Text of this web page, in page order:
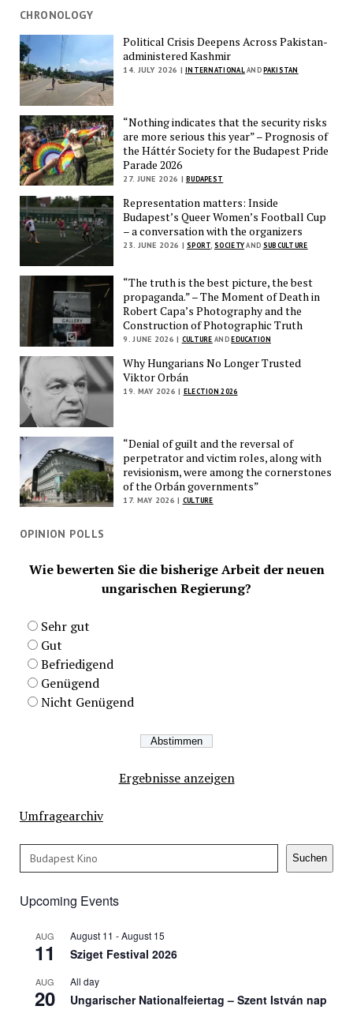
CHRONOLOGY
Political Crisis Deepens Across Pakistan-
administered Kashmir
14. JULY 2026 | INTERNATIONALANDPAKISTAN
“Nothing indicates that the security risks
are more serious this year” – Prognosis of
the Háttér Society for the Budapest Pride
Parade 2026
27. JUNE 2026 | BUDAPEST
Representation matters: Inside
Budapest’s Queer Women’s Football Cup
– a conversation with the organizers
23. JUNE 2026 | SPORT SOCIETYAND SUBCULTURE
“The truth is the best picture, the best
propaganda.” – The Moment of Death in
Robert Capa’s Photography and the
Construction of Photographic Truth
9. JUNE 2026 | CULTURE ANDEDUCATION
Why Hungarians No Longer Trusted
Viktor Orbán
19. MAY 2026 | ELECTION 2026
“Denial of guilt and the reversal of
perpetrator and victim roles, along with
revisionism, were among the cornerstones
of the Orbán governments”
17. MAY 2026 | CULTURE
OPINION POLLS
Wie bewerten Sie die bisherige Arbeit der neuen
ungarischen Regierung?
Sehr gut
Gut
Befriedigend
Genügend
Nicht Genügend
Ergebnisse anzeigen
Umfragearchiv
Search Suchen
Upcoming Events
AUG
11
August 11 -August 15
Sziget Festival 2026
AUG
20
All day
Ungarischer Nationalfeiertag – Szent István nap